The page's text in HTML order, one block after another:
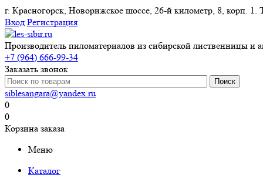
г. Красногорск, Новорижское шоссе, 26-й километр, 8,
Вход Регистрация
Производитель пиломатериалов из сибирской лиственницы и
+7 (964) 666-99-34
Заказать звонок
siblesangara@yandex.ru
0
0
Корзина заказа
Меню
Каталог